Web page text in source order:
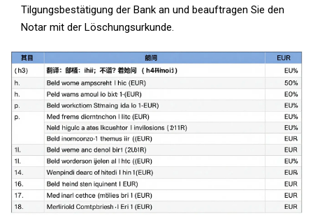
Tilgungsbestätigung der Bank an und beauftragen Sie den
Notar mit der Löschungsurkunde.